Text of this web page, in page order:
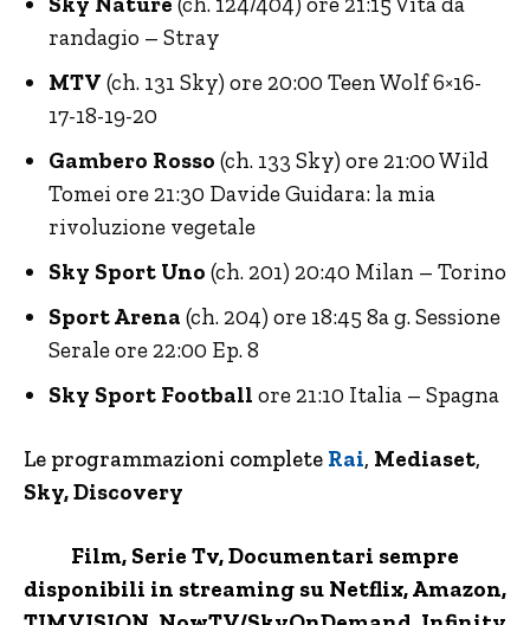
randagio – Stray
MTV (ch. 131 Sky) ore 20:00 Teen Wolf 6×16-
17-18-19-20
Gambero Rosso (ch. 133 Sky) ore 21:00 Wild
Tomei ore 21:30 Davide Guidara: la mia
rivoluzione vegetale
Sky Sport Uno (ch. 201) 20:40 Milan – Torino
Sport Arena (ch. 204) ore 18:45 8a g. Sessione
Serale ore 22:00 Ep. 8
Sky Sport Football ore 21:10 Italia – Spagna
Le programmazioni complete Rai, Mediaset,
Sky, Discovery
Film, Serie Tv, Documentari sempre
disponibili in streaming su Netflix,Amazon,